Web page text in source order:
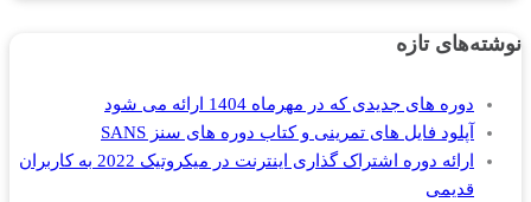
نوشته‌های تازه
دوره های جدیدی که در مهرماه 1404 ارائه می شود
آپلود فایل های تمرینی و کتاب دوره های سنز SANS
ارائه دوره اشتراک گذاری اینترنت در میکروتیک 2022 به کاربران
قدیمی